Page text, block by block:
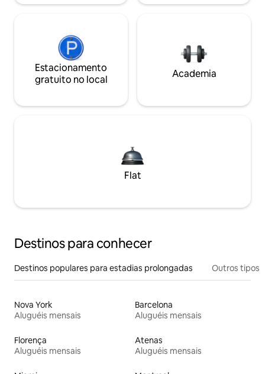
Estacionamento
gratuito no local
Academia
Flat
Destinos para conhecer
Destinos populares para estadias prolongadas Outros tipos
Nova York
Aluguéis mensais
Barcelona
Aluguéis mensais
Florença
Aluguéis mensais
Atenas
Aluguéis mensais